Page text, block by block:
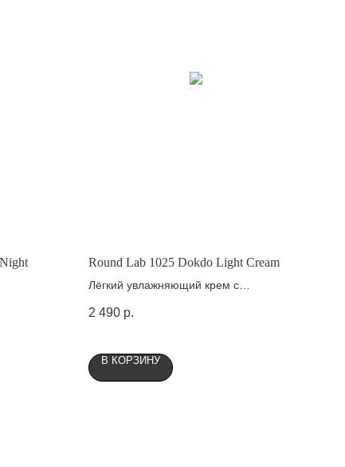
Round Lab 1025 Dokdo Light Cream
Лёгкий увлажняющий крем с
2 490 р.
В КОРЗИНУ